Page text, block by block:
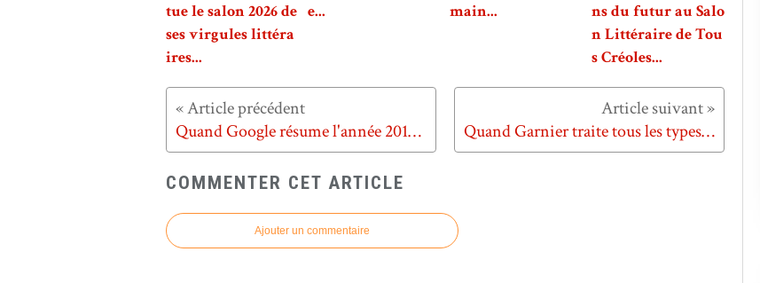
tue le salon 2026 de
ses virgules littéra
ires...
e...
main...
ns du futur au Salo
n Littéraire de Tou
s Créoles...
Quand Google résume l'année 2012 en 2 minutes 46 secondes Quand Garnier traite tous les types de cheveux...
COMMENTER CET ARTICLE
Ajouter un commentaire